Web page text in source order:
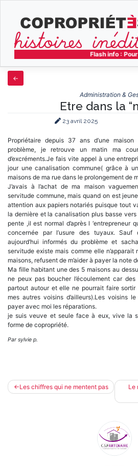
content
Flash info :
Administration &
Etre dans la
23 avril 2025
Propriétaire depuis 37 ans d’une
problème, je retrouve un matin ma
d’excréments.Je fais vite appel à une
jour une canalisation commune( grâce à
maisons de ma rue dans le prolongement de
J’avais à l’achat de ma maison
servitude commune, mais quand on est
attention aux papiers notariés puisque tout
la dernière et la canalisation plus basse
pente ,il est normal d’après l ‘entrepreneur
concernée par l’usure des tuyaux. Sauf
aujourd’hui informés du problème et
servitude existe mais comme elle
maisons, refusent de m’aider à payer la note
Ma fille habitant une des 5 maisons au
ne peux pas boucher l’écoulement car
partout autour et elle ne pourrait faire
mes autres voisins d’ailleurs).Les voisins
payer avec moi les réparations.
je suis veuve et seule face à eux, vive la
forme de copropriété.
Par sylvie p.
Navigation
Les chiffres qui ne mentent pas
Le